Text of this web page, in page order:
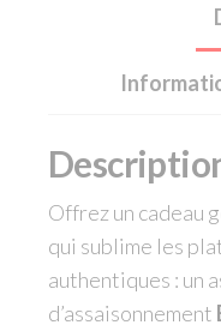
Offrez un cadeau
qui sublime les
authentiques : un
d’assaisonnement